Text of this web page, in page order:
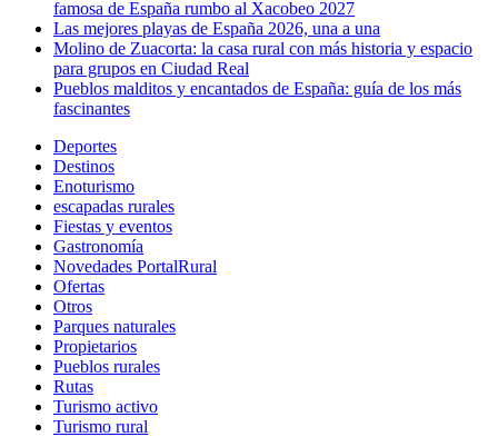
famosa de España rumbo al Xacobeo 2027
Las mejores playas de España 2026, una a una
Molino de Zuacorta: la casa rural con más historia y espacio
para grupos en Ciudad Real
Pueblos malditos y encantados de España: guía de los más
fascinantes
Deportes
Destinos
Enoturismo
escapadas rurales
Fiestas y eventos
Gastronomía
Novedades PortalRural
Ofertas
Otros
Parques naturales
Propietarios
Pueblos rurales
Rutas
Turismo activo
Turismo rural